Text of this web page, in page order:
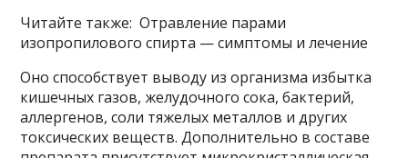
Читайте также: Отравление парами
изопропилового спирта — симптомы и лечение
Оно способствует выводу из организма избытка
кишечных газов, желудочного сока, бактерий,
аллергенов, соли тяжелых металлов и других
токсических веществ. Дополнительно в составе